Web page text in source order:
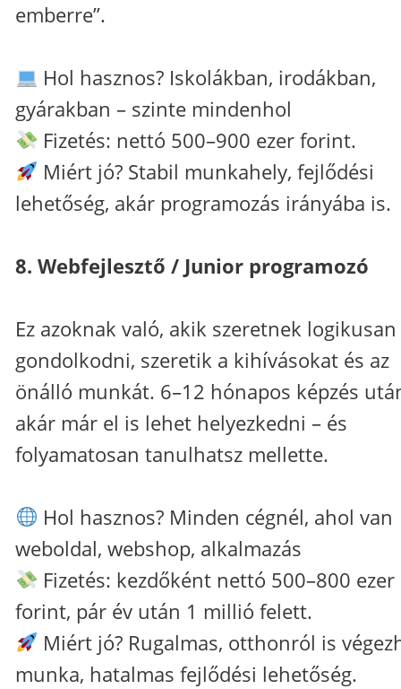
emberre”.
Hol hasznos? Iskolákban, irodákban,
gyárakban – szinte mindenhol
Fizetés: nettó 500–900 ezer forint.
Miért jó? Stabil munkahely, fejlődési
lehetőség, akár programozás irányába is.
8. Webfejlesztő / Junior programozó
Ez azoknak való, akik szeretnek logikusan
gondolkodni, szeretik a kihívásokat és az
önálló munkát. 6–12 hónapos képzés
akár már el is lehet helyezkedni – és
folyamatosan tanulhatsz mellette.
Hol hasznos? Minden cégnél, ahol van
weboldal, webshop, alkalmazás
Fizetés: kezdőként nettó 500–800 ezer
forint, pár év után 1 millió felett.
Miért jó? Rugalmas, otthonról is
munka, hatalmas fejlődési lehetőség.